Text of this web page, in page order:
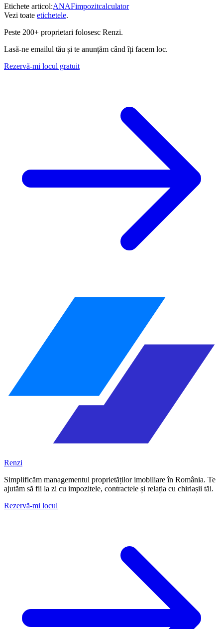
Etichete articol:ANAFimpozitcalculator
Vezi toate etichetele.
Peste 200+ proprietari folosesc Renzi.
Lasă-ne emailul tău și te anunțăm când îți facem loc.
Rezervă-mi locul gratuit
Renzi
Simplificăm managementul proprietăților imobiliare în România. Te
ajutăm să fii la zi cu impozitele, contractele și relația cu chiriașii tăi.
Rezervă-mi locul